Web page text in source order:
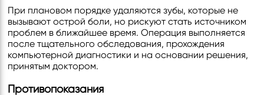
При плановом порядке удаляются зубы, которые не
вызывают острой боли, но рискуют стать источником
проблем в ближайшее время. Операция выполняется
после тщательного обследования, прохождения
компьютерной диагностики и на основании решения,
принятым доктором.
Противопоказания